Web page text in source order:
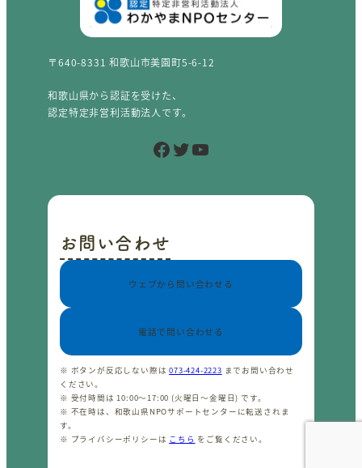
〒640-8331 和歌山市美園町5-6-12
和歌山県から認証を受けた、
認定特定非営利活動法人です。
Facebook Twitter YouTube
お問い合わせ
ウェブから問い合わせる
電話で問い合わせる
※ ボタンが反応しない際は073-424-2223 までお問い合わせ
ください。
※ 受付時間は 10:00〜17:00 (火曜日〜金曜日) です。
※ 不在時は、和歌山県NPOサポートセンターに転送されま
す。
※ プライバシーポリシーは こちら をご覧ください。